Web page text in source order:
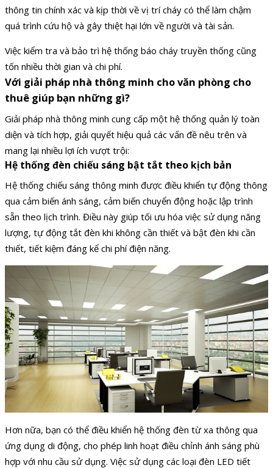
thông tin chính xác và kịp thời về vị trí cháy có thể làm chậm
quá trình cứu hộ và gây thiệt hại lớn về người và tài sản.
Việc kiểm tra và bảo trì hệ thống báo cháy truyền thống cũng
tốn nhiều thời gian và chi phí.
Với giải pháp nhà thông minh cho văn phòng cho
thuê giúp bạn những gì?
Giải pháp nhà thông minh cung cấp một hệ thống quản lý toàn
diện và tích hợp, giải quyết hiệu quả các vấn đề nêu trên và
mang lại nhiều lợi ích vượt trội:
Hệ thống đèn chiếu sáng bật tắt theo kịch bản
Hệ thống chiếu sáng thông minh được điều khiển tự động thông
qua cảm biến ánh sáng, cảm biến chuyển động hoặc lập trình
sẵn theo lịch trình. Điều này giúp tối ưu hóa việc sử dụng năng
lượng, tự động tắt đèn khi không cần thiết và bật đèn khi cần
thiết, tiết kiệm đáng kể chi phí điện năng.
Hơn nữa, bạn có thể điều khiển hệ thống đèn từ xa thông qua
ứng dụng di động, cho phép linh hoạt điều chỉnh ánh sáng phù
hợp với nhu cầu sử dụng. Việc sử dụng các loại đèn LED tiết